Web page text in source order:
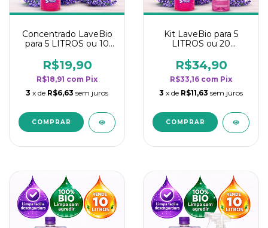
Concentrado LaveBio
para 5 LITROS ou 10
rendimento da
categoria - Lavanda
R$19,90
R$18,91 com Pix
3 x de R$6,63 sem juros
Kit LaveBio para 5
LITROS ou 20
rendimento da
categoria - Lavanda
R$34,90
R$33,16 com Pix
3 x de R$11,63 sem juros